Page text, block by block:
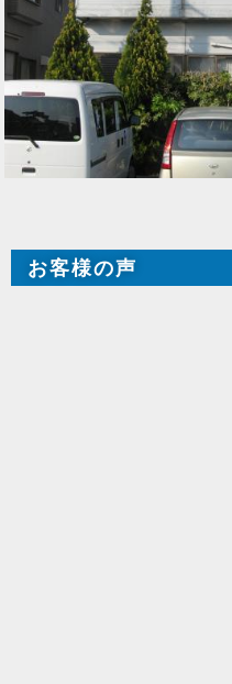
お客様の声